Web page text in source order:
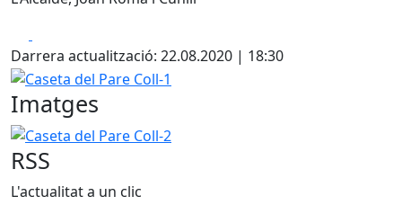
Darrera actualització: 22.08.2020 | 18:30
Caseta del Pare Coll-1
Imatges
Caseta del Pare Coll-2
RSS
L'actualitat a un clic